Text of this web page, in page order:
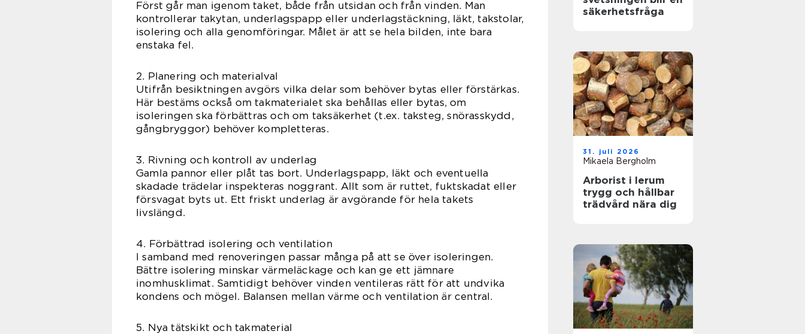
Först går man igenom taket, både från utsidan och från vinden. Man
kontrollerar takytan, underlagspapp eller underlagstäckning, läkt, takstolar,
isolering och alla genomföringar. Målet är att se hela bilden, inte bara
enstaka fel.
2. Planering och materialval
Utifrån besiktningen avgörs vilka delar som behöver bytas eller förstärkas.
Här bestäms också om takmaterialet ska behållas eller bytas, om
isoleringen ska förbättras och om taksäkerhet (t.ex. taksteg, snörasskydd,
gångbryggor) behöver kompletteras.
3. Rivning och kontroll av underlag
Gamla pannor eller plåt tas bort. Underlagspapp, läkt och eventuella
skadade trädelar inspekteras noggrant. Allt som är ruttet, fuktskadat eller
försvagat byts ut. Ett friskt underlag är avgörande för hela takets
livslängd.
4. Förbättrad isolering och ventilation
I samband med renoveringen passar många på att se över isoleringen.
Bättre isolering minskar värmeläckage och kan ge ett jämnare
inomhusklimat. Samtidigt behöver vinden ventileras rätt för att undvika
kondens och mögel. Balansen mellan värme och ventilation är central.
5. Nya tätskikt och takmaterial
säkerhetsfråga
31. juli 2026
Mikaela Bergholm
Arborist i lerum
trygg och hållbar
trädvård nära dig